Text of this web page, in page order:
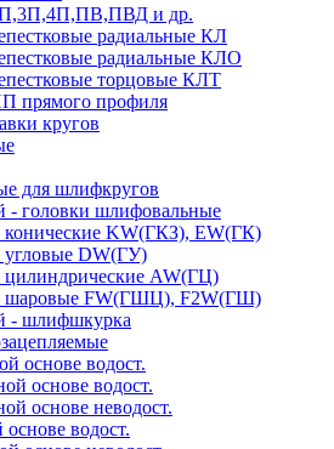
и др.
радиальные КЛ
радиальные КЛО
торцовые КЛТ
прямого профиля
кругов
для шлифкругов
- головки шлифовальные
KW(ГКЗ), EW(ГК)
DW(ГУ)
AW(ГЦ)
шаровые FW(ГШЦ), F2W(ГШ)
- шлифшкурка
основе водост.
основе водост.
основе неводост.
водост.